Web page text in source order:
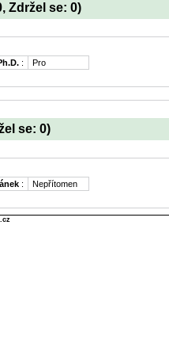
Zdržel se: 0)
: Pro
se: 0)
: Nepřítomen